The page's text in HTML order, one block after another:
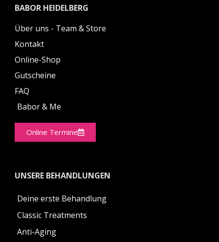
BABOR HEIDELBERG
Über uns - Team & Store
Kontakt
Online-Shop
Gutscheine
FAQ
Babor & Me
Online Termine
UNSERE BEHANDLUNGEN
Deine erste Behandlung
Classic Treatments
Anti-Aging